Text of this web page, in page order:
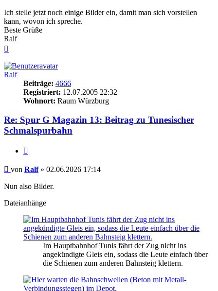
Ich stelle jetzt noch einige Bilder ein, damit man sich vorstellen
kann, wovon ich spreche.
Beste Grüße
Ralf
Ralf
Beiträge: 4666
Registriert: 12.07.2005 22:32
Wohnort: Raum Würzburg
Re: Spur G Magazin 13: Beitrag zu Tunesischer
Schmalspurbahn
Beitrag
von Ralf» 02.06.2026 17:14
Nun also Bilder.
Dateianhänge
Im Hauptbahnhof Tunis fährt der Zug nicht ins
angekündigte Gleis ein, sodass die Leute einfach über
die Schienen zum anderen Bahnsteig klettern.